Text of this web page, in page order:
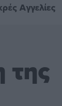
Αγγελίες
της